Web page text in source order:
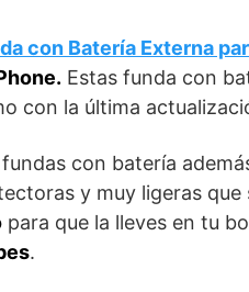
con Batería Externa
Estas funda con
con la última
fundas con batería
y muy ligeras
para que la lleves en tu
.